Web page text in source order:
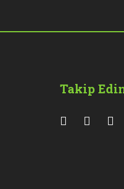
Takip